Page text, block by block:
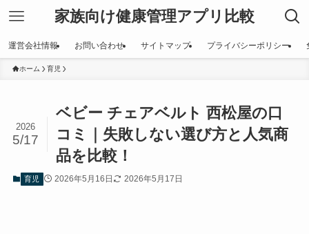
家族向け健康管理アプリ比較
運営会社情報 お問い合わせ サイトマップ プライバシーポリシー
ホーム 育児
ベビー チェアベルト 西松屋の口
コミ｜失敗しない選び方と人気商
品を比較！
2026
5/17
育児 2026年5月16日 2026年5月17日